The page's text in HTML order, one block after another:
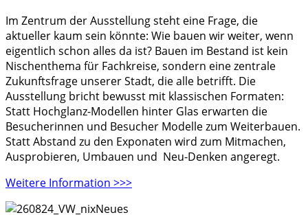
Im Zentrum der Ausstellung steht eine Frage, die
aktueller kaum sein könnte: Wie bauen wir weiter, wenn
eigentlich schon alles da ist? Bauen im Bestand ist kein
Nischenthema für Fachkreise, sondern eine zentrale
Zukunftsfrage unserer Stadt, die alle betrifft. Die
Ausstellung bricht bewusst mit klassischen Formaten:
Statt Hochglanz-Modellen hinter Glas erwarten die
Besucherinnen und Besucher Modelle zum Weiterbauen.
Statt Abstand zu den Exponaten wird zum Mitmachen,
Ausprobieren, Umbauen und Neu-Denken angeregt.
Weitere Information >>>